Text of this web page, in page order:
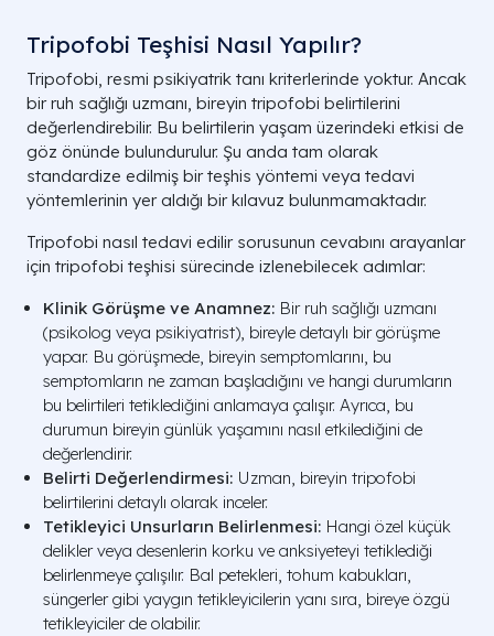
Tripofobi Teşhisi Nasıl Yapılır?
Tripofobi, resmi psikiyatrik tanı kriterlerinde yoktur. Ancak
bir ruh sağlığı uzmanı, bireyin tripofobi belirtilerini
değerlendirebilir. Bu belirtilerin yaşam üzerindeki etkisi de
göz önünde bulundurulur. Şu anda tam olarak
standardize edilmiş birteşhis yöntemi veya tedavi
yöntemlerinin yer aldığı bir kılavuz bulunmamaktadır.
Tripofobi nasıl tedavi edilirsorusunun cevabını arayanlar
için tripofobi teşhisi sürecinde izlenebilecek adımlar:
Klinik Görüşme ve Anamnez: Bir ruh sağlığı uzmanı
(psikolog veya psikiyatrist), bireyle detaylı bir görüşme
yapar. Bu görüşmede, bireyin semptomlarını, bu
semptomların ne zaman başladığını ve hangi durumların
bu belirtileri tetiklediğini anlamaya çalışır. Ayrıca, bu
durumun bireyin günlük yaşamını nasıl etkilediğini de
değerlendirir.
Belirti Değerlendirmesi: Uzman, bireyin tripofobi
belirtilerini detaylı olarak inceler.
Tetikleyici Unsurların Belirlenmesi: Hangi özel küçük
deliklerveya desenlerin korku ve anksiyeteyi tetiklediği
belirlenmeye çalışılır. Bal petekleri, tohum kabukları,
süngerlergibi yaygın tetikleyicilerin yanı sıra, bireye özgü
tetikleyiciler de olabilir.